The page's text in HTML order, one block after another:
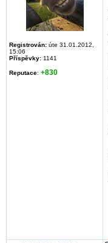
Registrován: úte 31.01.2012,
15:06
Příspěvky: 1141
Reputace: +830